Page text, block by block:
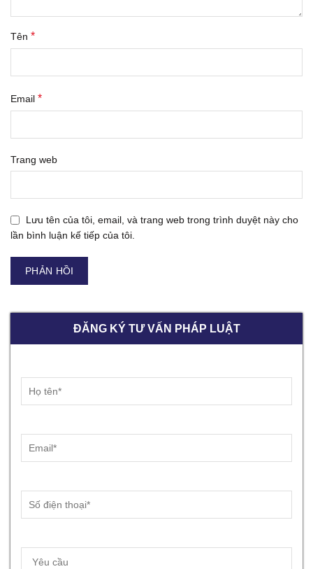
Tên *
Email *
Trang web
Lưu tên của tôi, email, và trang web trong trình duyệt này cho
lần bình luận kế tiếp của tôi.
ĐĂNG KÝ TƯ VẤN PHÁP LUẬT